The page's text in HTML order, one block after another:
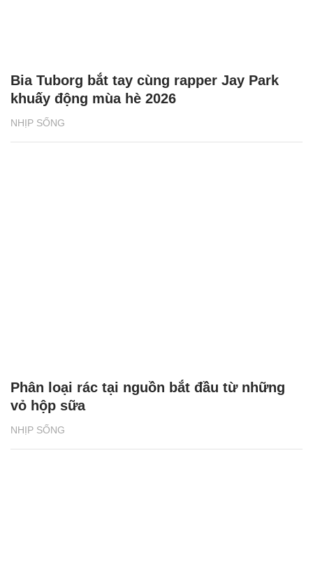
NHỊP SỐNG
Bia Tuborg bắt tay cùng rapper Jay Park
khuấy động mùa hè 2026
NHỊP SỐNG
Phân loại rác tại nguồn bắt đầu từ những
vỏ hộp sữa